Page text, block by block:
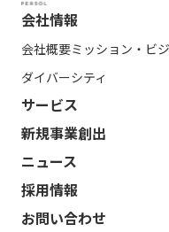
会社情報
会社概要ミッション・ビ
ダイバーシティ
サービス
新規事業創出
ニュース
採用情報
お問い合わせ